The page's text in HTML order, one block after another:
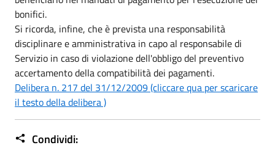
bonifici.
Si ricorda, infine, che è prevista una responsabilità
disciplinare e amministrativa in capo al responsabile di
Servizio in caso di violazione dell'obbligo del preventivo
accertamento della compatibilità dei pagamenti.
Delibera n. 217 del 31/12/2009 (cliccare qua per scaricare
il testo della delibera )
Condividi: